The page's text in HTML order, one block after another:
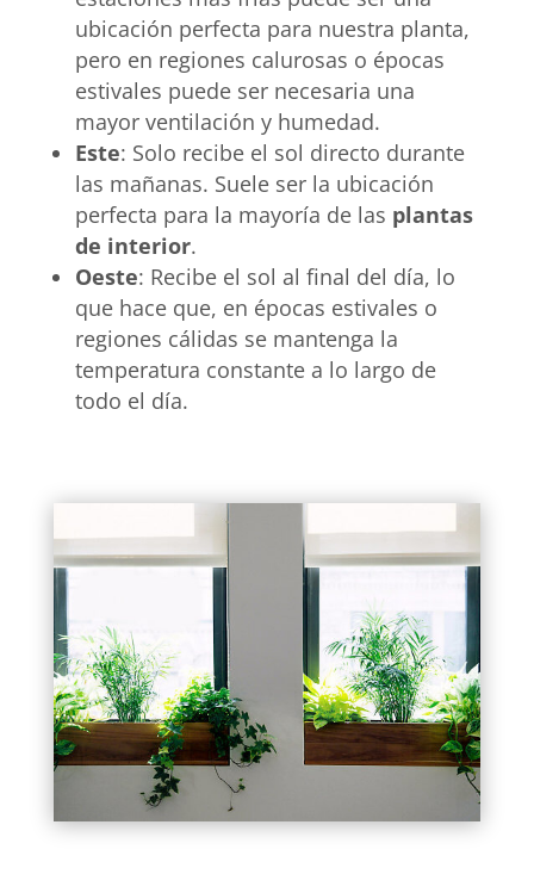
ubicación perfecta para nuestra planta,
pero en regiones calurosas o épocas
estivales puede ser necesaria una
mayor ventilación y humedad.
Este: Solo recibe el sol directo durante
las mañanas. Suele ser la ubicación
perfecta para la mayoría de las plantas
de interior.
Oeste: Recibe el sol al final del día, lo
que hace que, en épocas estivales o
regiones cálidas se mantenga la
temperatura constante a lo largo de
todo el día.